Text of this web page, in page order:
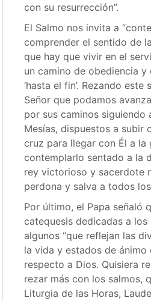
con su resurrección”.
El Salmo nos invita a
comprender el sentido de
que hay que vivir en el
un camino de obediencia y
‘hasta el fin’. Rezando
Señor que podamos
por sus caminos siguiendo
Mesías, dispuestos a subir
cruz para llegar con Él a la
contemplarlo sentado a la
rey victorioso y sacerdote
perdona y salva a todos los
Por último, el Papa señaló
catequesis dedicadas a los
algunos “que reflejan las
la vida y estados de
respecto a Dios. Quisiera
rezar más con los salmos,
Liturgia de las Horas,